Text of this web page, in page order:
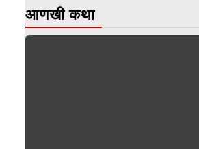
आणखी कथा